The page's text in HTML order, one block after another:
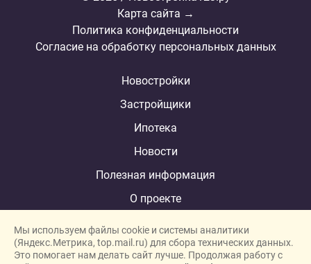
Карта сайта →
Политика конфиденциальности
Согласие на обработку персональных данных
Новостройки
Застройщики
Ипотека
Новости
Полезная информация
О проекте
Мы используем файлы cookie и системы аналитики
(Яндекс.Метрика, top.mail.ru) для сбора технических данных.
Это помогает нам делать сайт лучше. Продолжая работу с